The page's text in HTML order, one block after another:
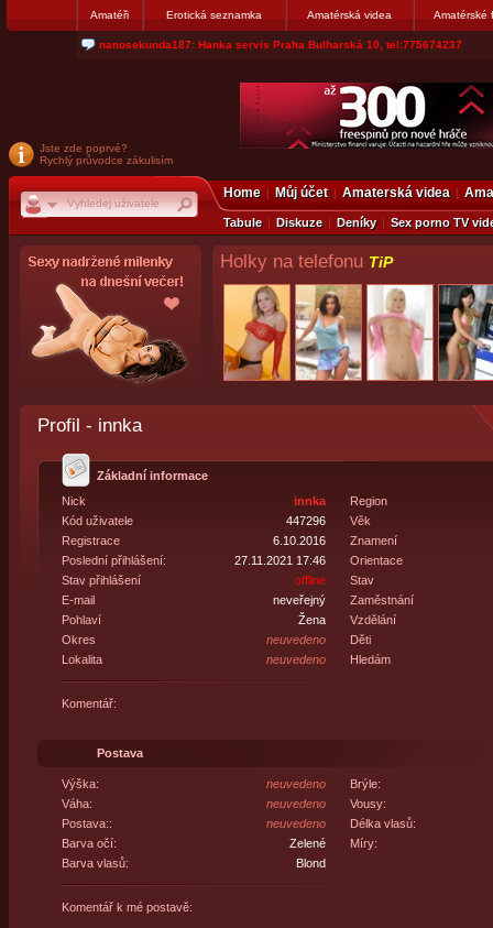
Amatéři Erotická seznamka Amatérská videa Amatérské
jjoseff: Najde se par, ktery nekdy přemýšlel o divákovi. Napiste
Jste zde poprvé?
Rychlý průvodce zákulisím
Home Můj účet Amaterská videa
Tabule Diskuze Deníky Sex porno TV
Holky na telefonu TiP
Profil - innka
Základní informace
Nick
innka
Kód uživatele
447296
Registrace
6.10.2016
Poslední přihlášení:
27.11.2021 17:46
Stav přihlášení
offline
E-mail
neveřejný
Pohlaví
Žena
Okres
neuvedeno
Lokalita
neuvedeno
Region
Věk
Znamení
Orientace
Stav
Zaměstnání
Vzdělání
Děti
Hledám
Komentář:
Postava
Výška:
neuvedeno
Váha:
neuvedeno
Postava::
neuvedeno
Barva očí:
Zelené
Barva vlasů:
Blond
Brýle:
Vousy:
Délka vlasů:
Míry:
Komentář k mé postavě: